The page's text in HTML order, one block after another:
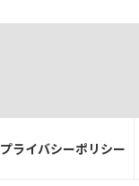
プライバシーポリシー